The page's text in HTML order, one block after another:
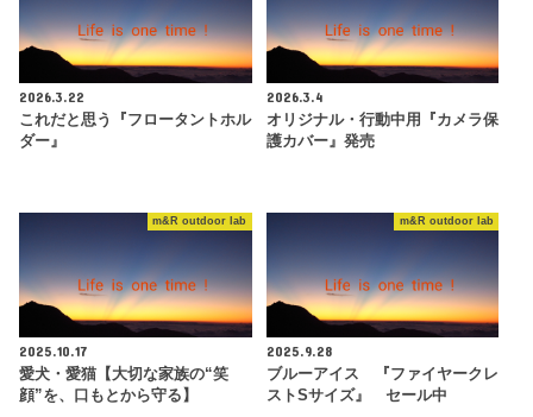
2026.3.22
これだと思う『フロータントホル
ダー』
2026.3.4
オリジナル・行動中用『カメラ保
護カバー』発売
m&R outdoor lab
2025.10.17
愛犬・愛猫【大切な家族の“笑
顔”を、口もとから守る】
m&R outdoor lab
2025.9.28
ブルーアイス 『ファイヤークレ
ストSサイズ』 セール中